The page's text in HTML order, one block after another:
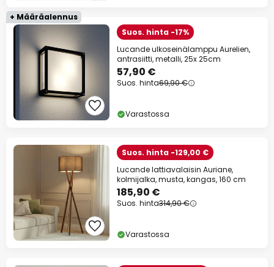
+ Määräalennus
Suos. hinta -17%
Lucande ulkoseinälamppu Aurelien,
antrasiitti, metalli, 25x 25cm
57,90 €
Suos. hinta69,90 €
Varastossa
Suos. hinta -129,00 €
Lucande lattiavalaisin Auriane,
kolmijalka, musta, kangas, 160 cm
185,90 €
Suos. hinta314,90 €
Varastossa